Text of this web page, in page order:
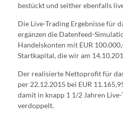
bestückt und seither ebenfalls
Die Live-Trading Ergebnisse für
ergänzen die Datenfeed-
Handelskonten mit EUR
Startkapital, die wir am
Der realisierte Nettoprofit für
per 22.12.2015 bei EUR
damit in knapp 1 1/2 Jahren
verdoppelt.